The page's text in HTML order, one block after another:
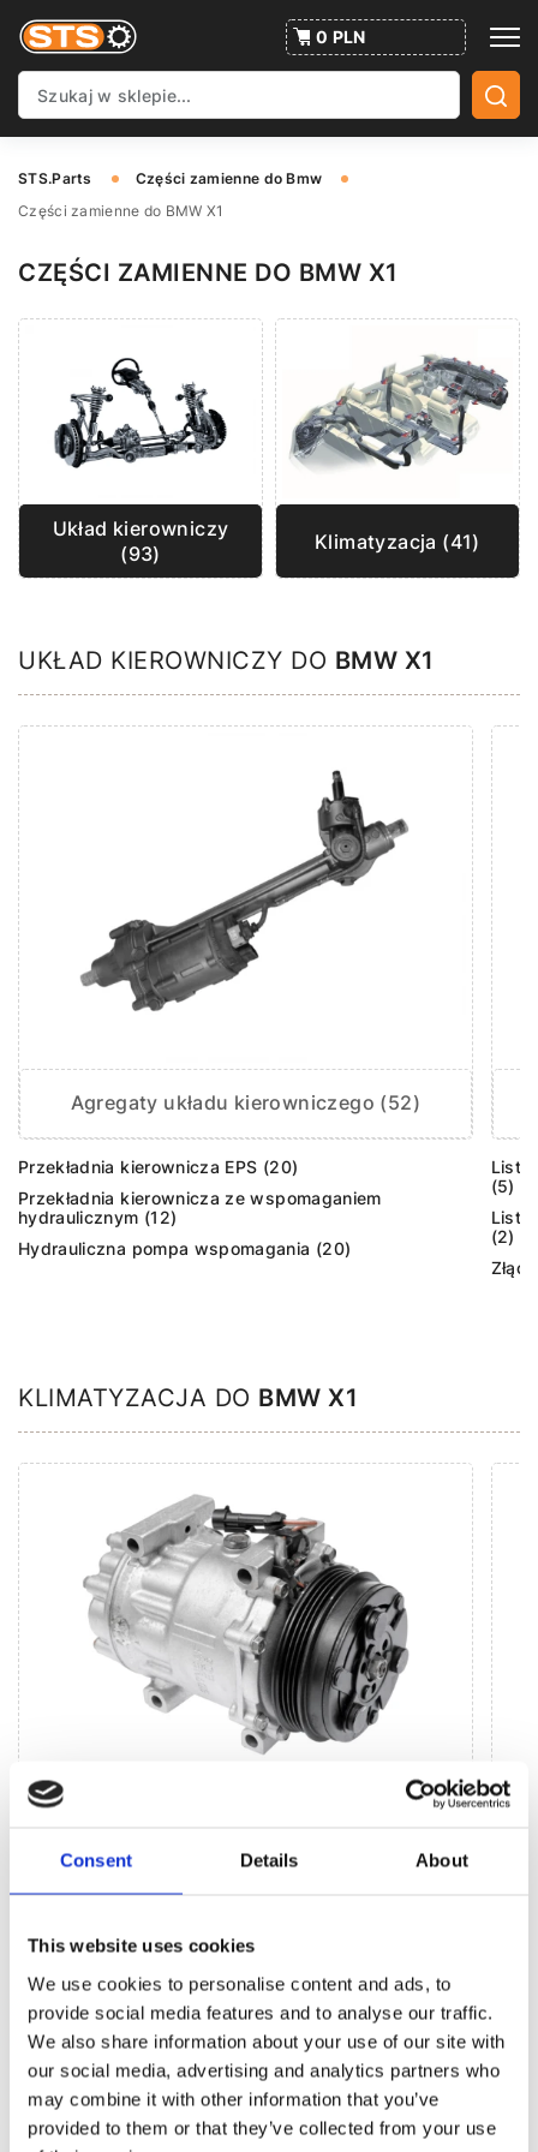
Consent Details About
This website uses cookies
We use cookies to personalise content and ads, to
provide social media features and to analyse our traffic.
We also share information about your use of our site with
our social media, advertising and analytics partners who
may combine it with other information that you’ve
provided to them or that they’ve collected from your use
0 PLN
STS.Parts
Części zamienne do Bmw
Części zamienne do BMW X1
CZĘŚCI ZAMIENNE DO BMW X1
Układ kierowniczy
(93)
Klimatyzacja (41)
UKŁAD KIEROWNICZY DO BMW X1
Agregaty układu kierowniczego (52)
Przekładnia kierownicza EPS (20)
Przekładnia kierownicza ze wspomaganiem
hydraulicznym (12)
Hydrauliczna pompa wspomagania (20)
(5)
(2)
KLIMATYZACJA DO BMW X1
BESTSELLERY CZĘŚCI ZAMIENNYCH TEJ
MARKI BMW X1